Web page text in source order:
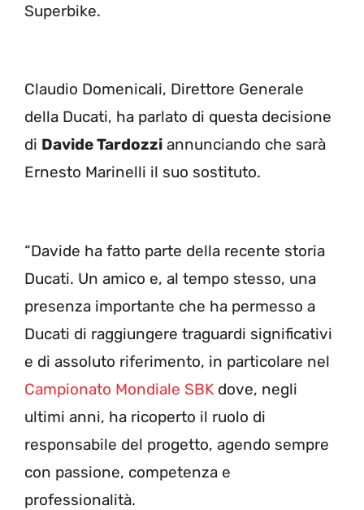
Superbike.
Claudio Domenicali, Direttore Generale
della Ducati, ha parlato di questa decisione
di Davide Tardozzi annunciando che sarà
Ernesto Marinelli il suo sostituto.
“Davide ha fatto parte della recente storia
Ducati. Un amico e, al tempo stesso, una
presenza importante che ha permesso a
Ducati di raggiungere traguardi significativi
e di assoluto riferimento, in particolare nel
Campionato Mondiale SBK dove, negli
ultimi anni, ha ricoperto il ruolo di
responsabile del progetto, agendo sempre
con passione, competenza e
professionalità.